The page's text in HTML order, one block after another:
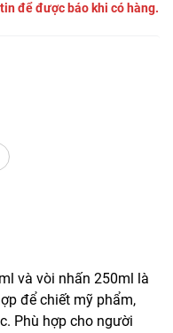
để được báo khi có hàng.
và vòi nhấn 250ml là
để chiết mỹ phẩm,
Phù hợp cho người